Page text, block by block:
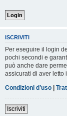
ISCRIVITI
Per eseguire il login
pochi secondi e
può anche dare
assicurati di aver letto
Condizioni d’uso |
Iscriviti